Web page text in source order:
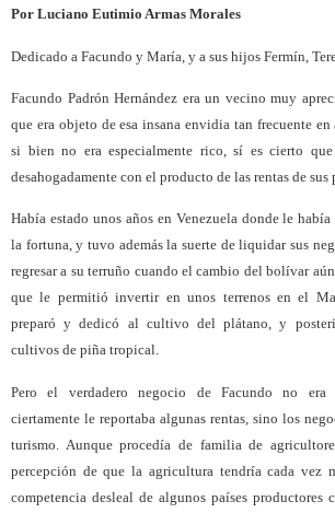
Por Luciano Eutimio Armas Morales
Dedicado a Facundo y María, y a sus hijos Fermín,
Facundo Padrón Hernández era un vecino muy
que era objeto de esa insana envidia tan frecuente
si bien no era especialmente rico, sí es cierto
desahogadamente con el producto de las rentas de
Había estado unos años en Venezuela donde le
la fortuna, y tuvo además la suerte de liquidar sus
regresar a su terruño cuando el cambio del bolívar
que le permitió invertir en unos terrenos en el
preparó y dedicó al cultivo del plátano, y
cultivos de piña tropical.
Pero el verdadero negocio de Facundo no era
ciertamente le reportaba algunas rentas, sino los
turismo. Aunque procedía de familia de
percepción de que la agricultura tendría cada vez
competencia desleal de algunos países productores